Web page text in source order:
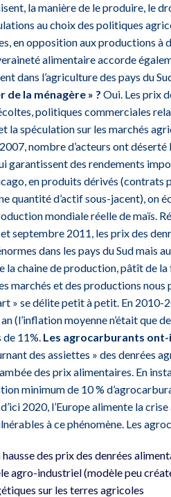
la manière de le produire, le
au choix des politiques
en opposition aux productions à
alimentaire accorde
dans l’agriculture des pays du
de la ménagère » ? Oui. Les prix
politiques commerciales
la spéculation sur les marchés
nombre d’acteurs ont
garantissent des rendements
en produits dérivés (contrats
quantité d’actif sous-jacent), on
mondiale réelle de maïs.
septembre 2011, les prix des
dans les pays du Sud mais
la chaine de production, pâtît de
marchés et des productions
» se délite petit à petit. En 2010-
(l’inflation moyenne n’était que
de 11%. Les agrocarburants ont-
des assiettes » des denrées
des prix alimentaires. En
minimum de 10 %
2020, l’Europe alimente la
à ce phénomène. Les
des prix des denrées
agro-industriel (modèle peu
sur les terres agricoles